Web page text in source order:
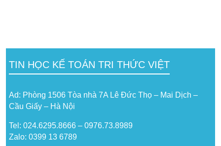
TIN HỌC KẾ TOÁN TRI THỨC VIỆT
Ad: Phòng 1506 Tòa nhà 7A Lê Đức Thọ – Mai Dịch –
Cầu Giấy – Hà Nội
Tel: 024.6295.8666 – 0976.73.8989
Zalo: 0399 13 6789